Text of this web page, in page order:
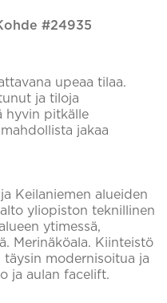
#24935
upeaa tilaa.
ja tiloja
hyvin pitkälle
jakaa
Keilaniemen alueiden
yliopiston teknillinen
ytimessä,
Merinäköala. Kiinteistö
täysin modernisoitua ja
ja aulan facelift.